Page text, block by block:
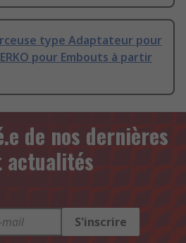
type Adaptateur pour
pour Embouts à partir
de nos dernières
actualités
S'inscrire